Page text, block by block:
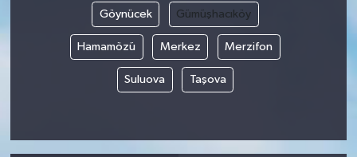
Göynücek Gümüşhacıköy
Hamamözü Merkez Merzifon
Suluova Taşova